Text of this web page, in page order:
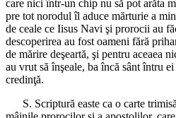
care nici într-un chip nu să pot arăta
pre tot norodul îl aduce mărturie a
de ceale ce Iisus Navi şi prorocii au
descoperirea au fost oameni fără
de mărire deşeartă, şi pentru aceaea
au vrut să înşeale, ba încă sânt întru
credinţă.
S. Scriptură easte ca o carte